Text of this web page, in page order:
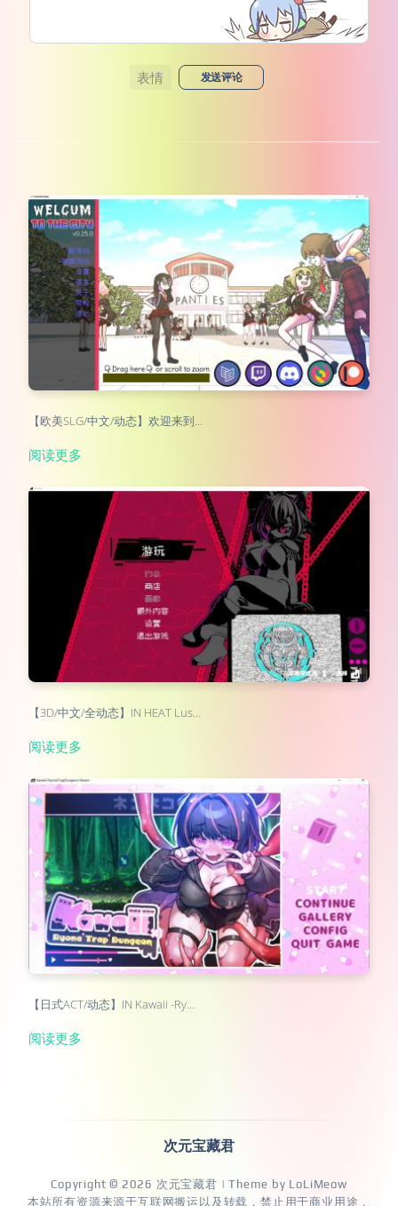
表情 发送评论
【欧美SLG/中文/动态】欢迎来到…
阅读更多
【3D/中文/全动态】IN HEAT Lus…
阅读更多
【日式ACT/动态】IN Kawaii -Ry…
阅读更多
次元宝藏君
Copyright © 2026 次元宝藏君 | Theme by LoLiMeow
本站所有资源来源于互联网搬运以及转载，禁止用于商业用途，